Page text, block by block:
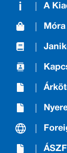
A
ÁSZF